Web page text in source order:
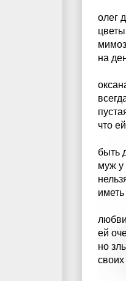
олег
на
что
быть
муж у
ей
но